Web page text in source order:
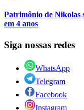
Patrimônio de Nikolas
em 4 anos
Siga nossas redes
WhatsApp
Telegram
Facebook
Instagram